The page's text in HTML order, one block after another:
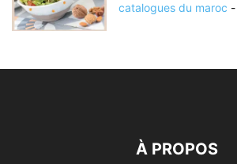
catalogues du maroc -
À PROPOS